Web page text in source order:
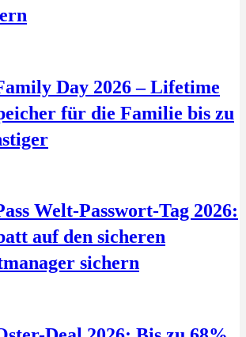
Day 2026 – Lifetime
für die Familie bis zu
Welt-Passwort-Tag 2026:
auf den sicheren
sichern